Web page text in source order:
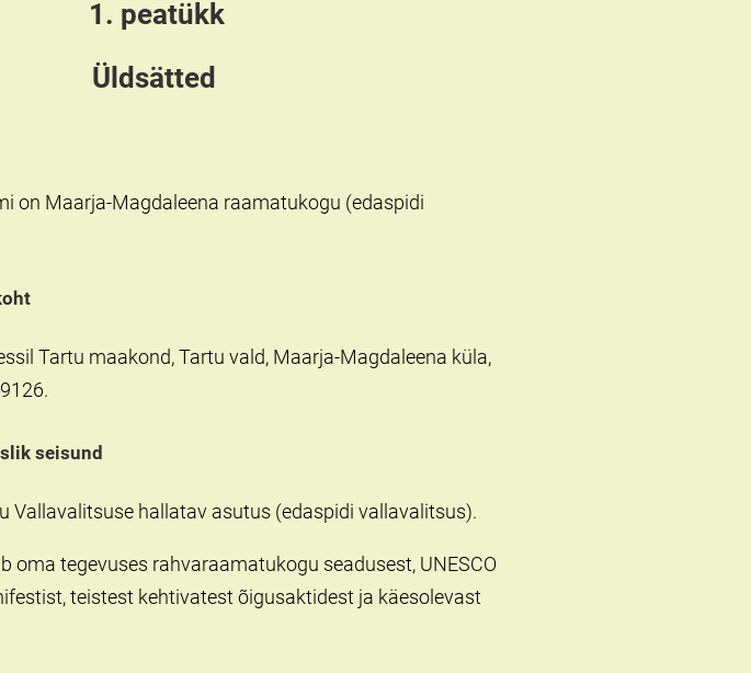
1. peatükk
Üldsätted
on Maarja-Magdaleena raamatukogu (edaspidi
Tartu maakond, Tartu vald, Maarja-Magdaleena küla,
seisund
Vallavalitsuse hallatav asutus (edaspidi vallavalitsus).
oma tegevuses rahvaraamatukogu seadusest, UNESCO
teistest kehtivatest õigusaktidest ja käesolevast